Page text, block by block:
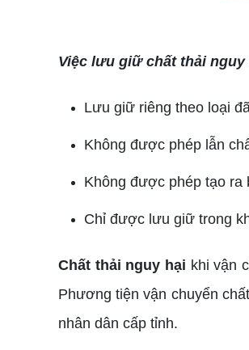
Việc lưu giữ chất thải
Lưu giữ riêng theo loại
Không được phép lẫn
Không được phép tạo ra
Chỉ được lưu giữ trong
Chất thải nguy hại khi vận
Phương tiện vận chuyển
nhân dân cấp tỉnh.